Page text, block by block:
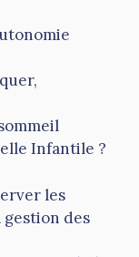
Infantile ?
les
des